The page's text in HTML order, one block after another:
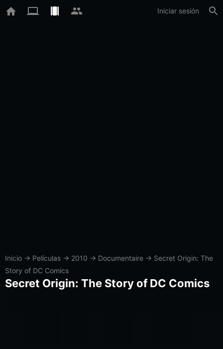
Iniciar sesión
Inicio → Películas → 2010 → Documentaire → Secret Origin: The
Story of DC Comics
Secret Origin: The Story of DC Comics